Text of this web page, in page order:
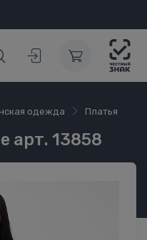
одежда Платья
арт. 13858